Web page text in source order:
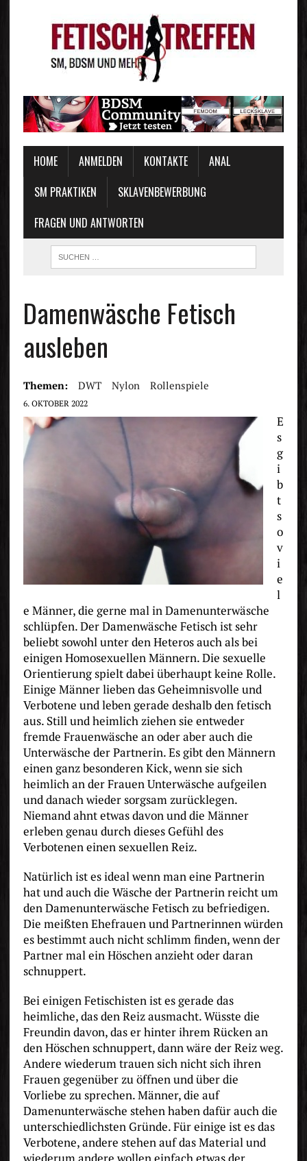
HOME ANMELDEN KONTAKTE
ANAL
SM PRAKTIKEN
SKLAVENBEWERBUNG
FRAGEN UND ANTWORTEN
Damenwäsche Fetisch
ausleben
Themen: DWT Nylon Rollenspiele
6. OKTOBER 2022
E
s
g
i
b
t
s
o
v
i
e
l
e Männer, die gerne mal in Damenunterwäsche
schlüpfen. Der Damenwäsche Fetisch ist sehr
beliebt sowohl unter den Heteros auch als bei
einigen Homosexuellen Männern. Die sexuelle
Orientierung spielt dabei überhaupt keine Rolle.
Einige Männer lieben das Geheimnisvolle und
Verbotene und leben gerade deshalb den fetisch
aus. Still und heimlich ziehen sie entweder
fremde Frauenwäsche an oder aber auch die
Unterwäsche der Partnerin. Es gibt den Männern
einen ganz besonderen Kick, wenn sie sich
heimlich an der Frauen Unterwäsche aufgeilen
und danach wieder sorgsam zurücklegen.
Niemand ahnt etwas davon und die Männer
erleben genau durch dieses Gefühl des
Verbotenen einen sexuellen Reiz.
Natürlich ist es ideal wenn man eine Partnerin
hat und auch die Wäsche der Partnerin reicht um
den Damenunterwäsche Fetisch zu befriedigen.
Die meißten Ehefrauen und Partnerinnen würden
es bestimmt auch nicht schlimm finden, wenn der
Partner mal ein Höschen anzieht oder daran
schnuppert.
Bei einigen Fetischisten ist es gerade das
heimliche, das den Reiz ausmacht. Wüsste die
Freundin davon, das er hinter ihrem Rücken an
den Höschen schnuppert, dann wäre der Reiz weg.
Andere wiederum trauen sich nicht sich ihren
Frauen gegenüber zu öffnen und über die
Vorliebe zu sprechen. Männer, die auf
Damenunterwäsche stehen haben dafür auch die
unterschiedlichsten Gründe. Für einige ist es das
Verbotene, andere stehen auf das Material und
wiederum andere wollen einfach etwas der